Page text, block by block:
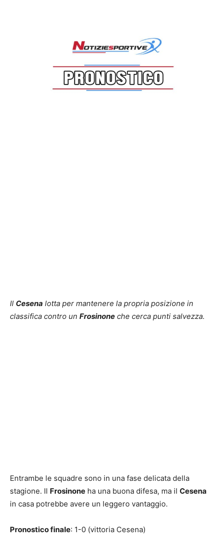
Il Cesena lotta per mantenere la propria posizione in
classifica contro un Frosinone che cerca punti salvezza.
Entrambe le squadre sono in una fase delicata della
stagione. Il Frosinone ha una buona difesa, ma il Cesena
in casa potrebbe avere un leggero vantaggio.
Pronostico finale: 1-0 (vittoria Cesena)